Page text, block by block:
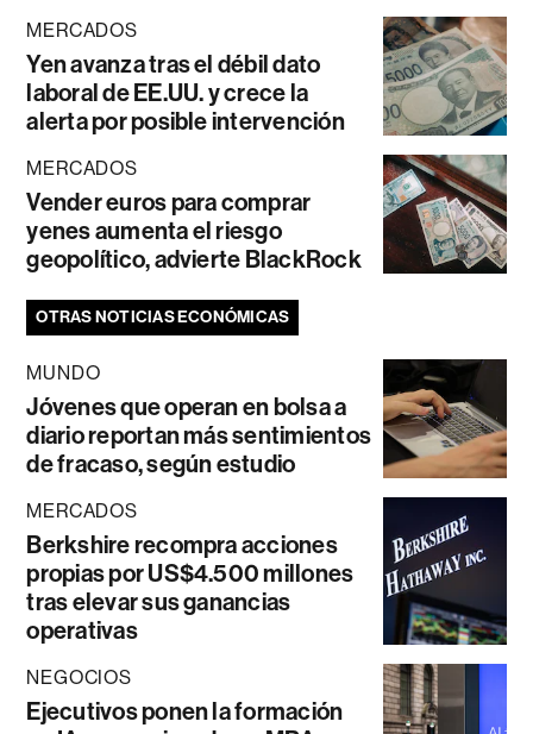
MERCADOS
Yen avanza tras el débil dato
laboral de EE.UU. y crece la
alerta por posible intervención
MERCADOS
Vender euros para comprar
yenes aumenta el riesgo
geopolítico, advierte BlackRock
OTRAS NOTICIAS ECONÓMICAS
MUNDO
Jóvenes que operan en bolsa a
diario reportan más sentimientos
de fracaso, según estudio
MERCADOS
Berkshire recompra acciones
propias por US$4.500 millones
tras elevar sus ganancias
operativas
NEGOCIOS
Ejecutivos ponen la formación